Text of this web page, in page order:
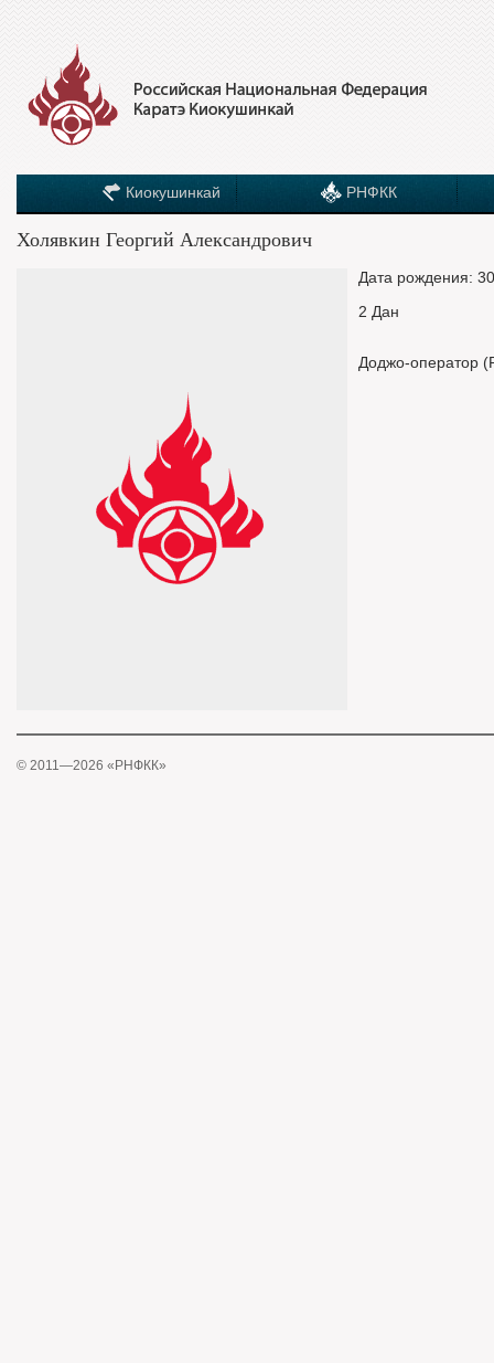
Киокушинкай РНФКК
Холявкин Георгий Александрович
Дата рождения:
2 Дан
Доджо-оператор
© 2011—2026 «РНФКК»